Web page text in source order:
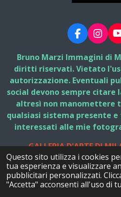
Questo sito utilizza i cookies
tua esperienza e visualizzare
pubblicitari personalizzati.
"Accetta" acconsenti all'uso di
F
a
c
e
b
o
o
k
I
n
s
t
a
g
r
a
m
Bruno Marzi Immagini di
diritti riservati. Vietato
autorizzazione. Eventuali
social devono sempre
altresì non manomettere
qualsiasi sistema presente
interessati alle mie
GALLERIA D'ARTE DI
© 2025 - 2026 Bruno Marzi
Fornito daWebador